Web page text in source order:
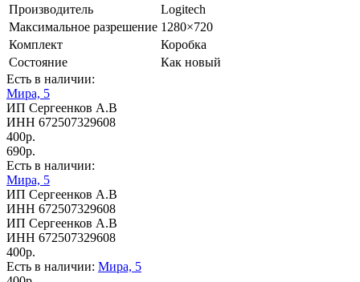
Производитель
Logitech
Максимальное разрешение 1280×720
Комплект
Коробка
Состояние
Как новый
Есть в наличии:
Мира, 5
ИП Сергеенков А.В
ИНН 672507329608
400р.
690р.
Есть в наличии:
Мира, 5
ИП Сергеенков А.В
ИНН 672507329608
ИП Сергеенков А.В
ИНН 672507329608
400р.
Есть в наличии: Мира, 5